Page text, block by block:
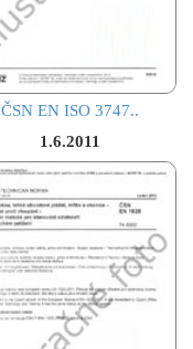
ČSN EN ISO 3747..
1.6.2011